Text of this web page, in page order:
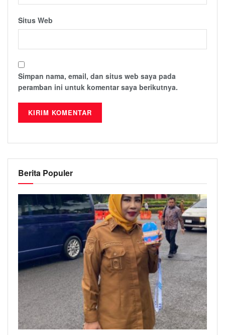
Situs Web
Simpan nama, email, dan situs web saya pada
peramban ini untuk komentar saya berikutnya.
Berita Populer